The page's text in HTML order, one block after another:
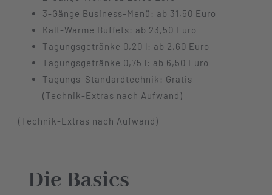
3-Gänge Business-Menü: ab 31,50 Euro
Kalt-Warme Buffets: ab 23,50 Euro
Tagungsgetränke 0,20 l: ab 2,60 Euro
Tagungsgetränke 0,75 l: ab 6,50 Euro
Tagungs-Standardtechnik: Gratis
(Technik-Extras nach Aufwand)
(Technik-Extras nach Aufwand)
Die Basics